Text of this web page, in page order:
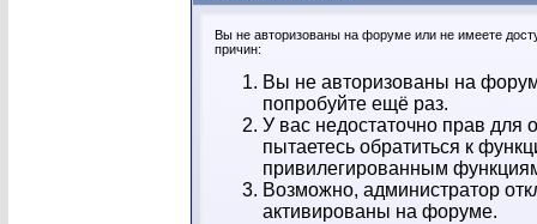
Вы не авторизованы на форуме или не имеете
причин:
Вы не авторизованы на
попробуйте ещё раз.
У вас недостаточно прав
пытаетесь обратиться к
привилегированным
Возможно, администратор
активированы на форуме.